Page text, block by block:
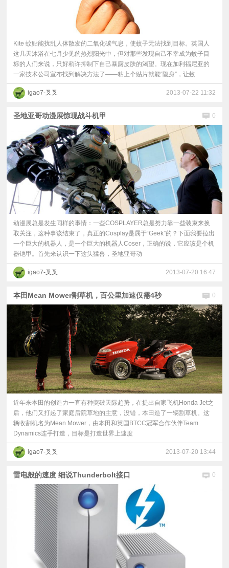
Kite 蚊贴能扰乱人体散发的二氧化碳气息，使蚊子无法找到目标。英国人
这几天沐浴在七月少见的热烈阳光中，但对那些发现自己不幸成为蚊子目
标的人们来说，只好稍许抑制下自己暴露皮肤的渴望。现在加利福尼亚的
一家技术公司宣布找到解决方法了——粘上个贴片就能“隐身”，让蚊
igao7-叉叉 2013-07-22 11:32
圣地亚哥动漫展惊现战斗机甲 0
动漫展总是发生同样的事情：一些COSPLAYER总是努力靠一些装束来换
取关注，这种事该结束了，真正的Cosplay是属于“Geek”的？下面我要拉出
一个巨大的机器人，是一个巨大的机器人Coser，正确的说，它应该是个机
器铠甲。首先来认识一下这头猛兽，圣地亚哥动
igao7-叉叉 2013-07-20 16:47
本田Mean Mower割草机，百公里加速仅需4秒 0
近年来本田的创造力一直有种突破天际趋势，在提出自家飞机Honda Jet之
后，他们又打起了家庭后院草地的主意，没错，本田造了一辆割草机。这
辆收割机名为Mean Mower，由本田和英国BTCC冠军合作伙伴Team
Dynamics连手打造，目标是打造世界上速度
igao7-叉叉 2013-07-20 13:44
雷电般的速度 细说Thunderbolt接口 0